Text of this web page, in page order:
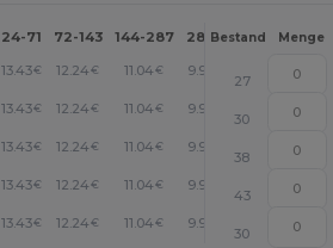
24-71 72-143 144-287 288 + Mehr
Bestand Menge
13.43€ 12.24 € 11.04 € 9.92
27
13.43€ 12.24 € 11.04 € 9.92
30
13.43€ 12.24 € 11.04 € 9.92
38
13.43€ 12.24 € 11.04 € 9.92
43
13.43€ 12.24 € 11.04 € 9.92
30